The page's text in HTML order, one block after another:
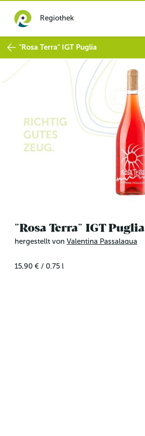
Regiothek
"Rosa Terra" IGT Puglia
"Rosa Terra" IGT Puglia
hergestellt von Valentina Passalaqua
15,90 € / 0.75 l